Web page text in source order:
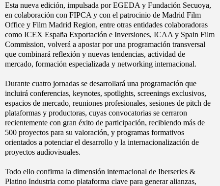
Esta nueva edición, impulsada por EGEDA y Fundación Secuoya,
en colaboración con FIPCA y con el patrocinio de Madrid Film
Office y Film Madrid Region, entre otras entidades colaboradoras
como ICEX España Exportación e Inversiones, ICAA y Spain Film
Commission, volverá a apostar por una programación transversal
que combinará reflexión y nuevas tendencias, actividad de
mercado, formación especializada y networking internacional.
Durante cuatro jornadas se desarrollará una programación que
incluirá conferencias, keynotes, spotlights, screenings exclusivos,
espacios de mercado, reuniones profesionales, sesiones de pitch de
plataformas y productoras, cuyas convocatorias se cerraron
recientemente con gran éxito de participación, recibiendo más de
500 proyectos para su valoración, y programas formativos
orientados a potenciar el desarrollo y la internacionalización de
proyectos audiovisuales.
Todo ello confirma la dimensión internacional de Iberseries &
Platino Industria como plataforma clave para generar alianzas,